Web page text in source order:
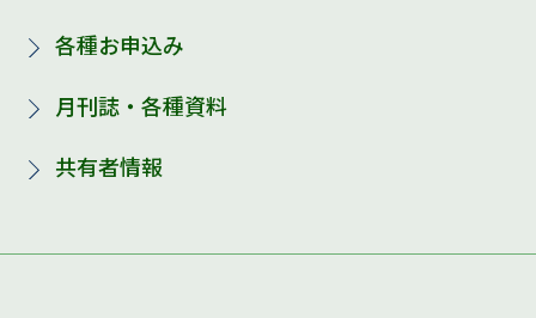
各種お申込み
月刊誌・各種資料
共有者情報